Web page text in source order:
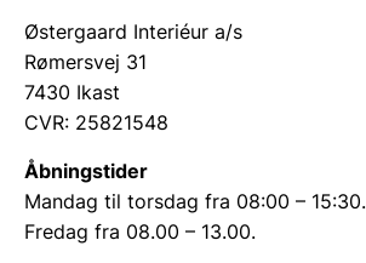
Østergaard Interiéur a/s
Rømersvej 31
7430 Ikast
CVR: 25821548
Åbningstider
Mandag til torsdag fra 08:00 – 15:30.
Fredag fra 08.00 – 13.00.